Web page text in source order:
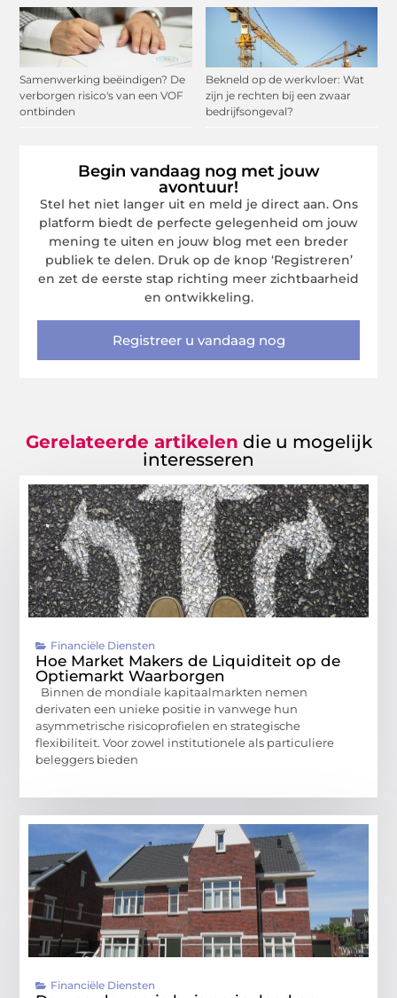
Samenwerking beëindigen? De
verborgen risico's van een VOF
ontbinden
Bekneld op de werkvloer: Wat
zijn je rechten bij een zwaar
bedrijfsongeval?
Begin vandaag nog met jouw
avontuur!
Stel het niet langer uit en meld je direct aan. Ons
platform biedt de perfecte gelegenheid om jouw
mening te uiten en jouw blog met een breder
publiek te delen. Druk op de knop ‘Registreren’
en zet de eerste stap richting meer zichtbaarheid
en ontwikkeling.
Registreer u vandaag nog
Gerelateerde artikelen die u mogelijk
interesseren
Financiële Diensten
Hoe Market Makers de Liquiditeit op de
Optiemarkt Waarborgen
Binnen de mondiale kapitaalmarkten nemen
derivaten een unieke positie in vanwege hun
asymmetrische risicoprofielen en strategische
flexibiliteit. Voor zowel institutionele als particuliere
beleggers bieden
Financiële Diensten